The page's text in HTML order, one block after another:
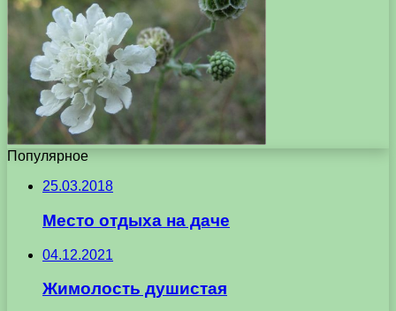
Популярное
25.03.2018
Место отдыха на даче
04.12.2021
Жимолость душистая